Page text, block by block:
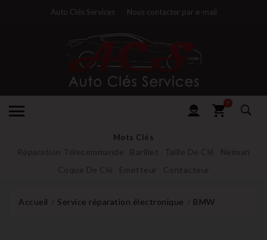
Auto Clés Services Nous contacter par e-mail
0
Mots Clés
Réparation Télecommande Barillet Taille De Clé
Neiman
Coque De Clé
Emetteur Contacteur
Accueil Service réparation électronique BMW